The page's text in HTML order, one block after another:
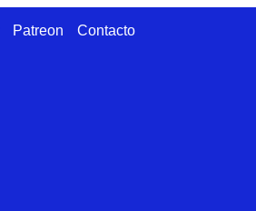
Patreon Contacto